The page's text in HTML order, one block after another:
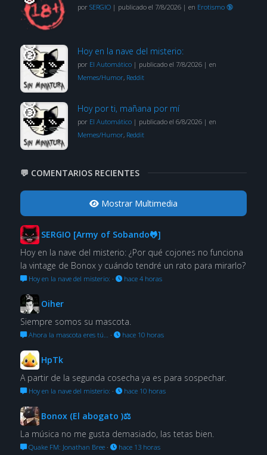
por SERGIO| publicado el 7/8/2026| en Erotismo 🔞
Hoy en la nave del misterio:
por El Automático| publicado el 7/8/2026| en
Memes/Humor, Reddit
Hoy por ti, mañana por mí
por El Automático| publicado el 6/8/2026| en
Memes/Humor, Reddit
💬 COMENTARIOS RECIENTES
Mostrar Multimedia
SERGIO [Army of Sobando🐸]
Hoy en la nave del misterio: ¿Por qué cojones no funciona
la vintage de Bonox y cuándo tendré un rato para mirarlo?
Hoy en la nave del misterio: · hace 4 horas
Oiher
Siempre somos su mascota.
Ahora la mascota eres tú… · hace 10 horas
HpTk
A partir de la segunda cosecha ya es para sospechar.
Hoy en la nave del misterio: · hace 10 horas
Bonox (El abogato )⚖
La música no me gusta demasiado, las tetas bien.
Quake FM: Jonathan Bree· hace 13 horas